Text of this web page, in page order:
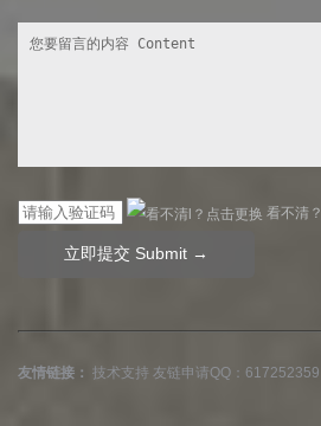
看不清？
友情链接： 技术支持 友链申请QQ：617252359